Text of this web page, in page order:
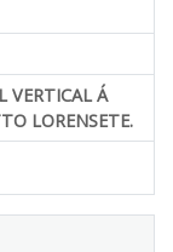
VERTICAL Á
LORENSETE.